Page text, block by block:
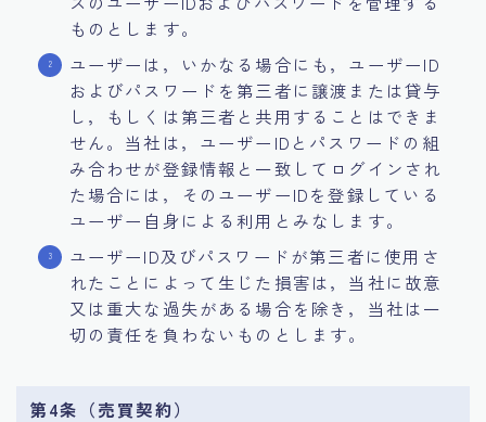
ものとします。
ユーザーは，いかなる場合にも，ユーザーID
およびパスワードを第三者に譲渡または貸与
し，もしくは第三者と共用することはできま
せん。当社は，ユーザーIDとパスワードの組
み合わせが登録情報と一致してログインされ
た場合には，そのユーザーIDを登録している
ユーザー自身による利用とみなします。
ユーザーID及びパスワードが第三者に使用さ
れたことによって生じた損害は，当社に故意
又は重大な過失がある場合を除き，当社は一
切の責任を負わないものとします。
第4条（売買契約）